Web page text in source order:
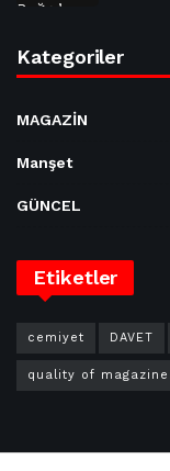
Kategoriler
MAGAZİN
Manşet
GÜNCEL
Etiketler
cemiyet DAVET
quality of magazine